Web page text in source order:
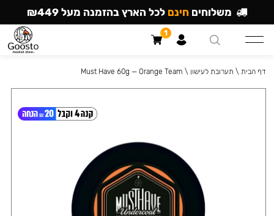
דף הבית \ תערובת לעישון \
Must Have 60g — Orange Team
משלוחים חינם לכל הארץ בהזמנה מעל ₪449
1